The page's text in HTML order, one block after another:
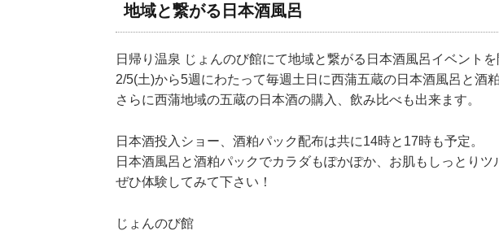
地域と繋がる日本酒風呂
日帰り温泉 じょんのび館にて地域と繋がる日本酒風呂イベントを
2/5(土)から5週にわたって毎週土日に西蒲五蔵の日本酒風呂と酒
さらに西蒲地域の五蔵の日本酒の購入、飲み比べも出来ます。
日本酒投入ショー、酒粕パック配布は共に14時と17時も予定。
日本酒風呂と酒粕パックでカラダもぽかぽか、お肌もしっとりツ
ぜひ体験してみて下さい！
じょんのび館